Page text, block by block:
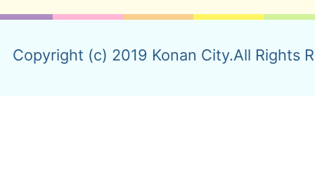
Copyright (c) 2019 Konan City.All Rights